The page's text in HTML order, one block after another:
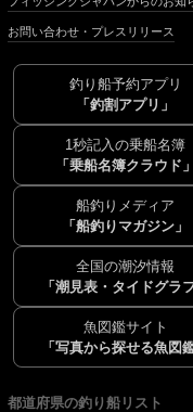
お問い合わせ・プレスリリース
釣り船予約アプリ
「釣割アプリ」
1秒記入の乗船名簿
「乗船名簿クラウド」
船釣りメディア
「船釣りマガジン」
全国の潮汐情報
「潮見表・タイドグラフ
魚図鑑サイト
「写真から探せる魚図鑑
都道府県の釣り船リスト